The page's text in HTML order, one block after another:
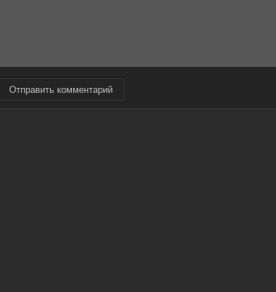
Отправить комментарий